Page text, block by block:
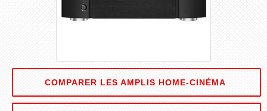
COMPARER LES AMPLIS HOME-CINÉMA